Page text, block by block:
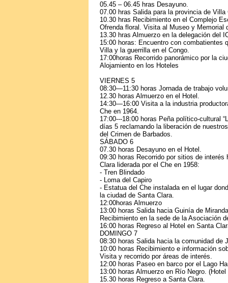
05.45 – 06.45 hras Desayuno.
07.00 hras Salida para la provincia de Villa
10.30 hras Recibimiento en el Complejo
Ofrenda floral. Visita al Museo y Memorial
13.30 hras Almuerzo en la delegación del
15:00 horas: Encuentro con combatientes
Villa y la guerrilla en el Congo.
17:00horas Recorrido panorámico por la
Alojamiento en los Hoteles
VIERNES 5
08:30—11:30 horas Jornada de trabajo
12.30 horas Almuerzo en el Hotel.
14:30—16:00 Visita a la industria
Che en 1964.
17:00---18:00 horas Peña político-cultural
días 5 reclamando la liberación de
del Crimen de Barbados.
SÁBADO 6
07.30 horas Desayuno en el Hotel.
09:30 horas Recorrido por sitios de
Clara liderada por el Che en 1958:
- Tren Blindado
- Loma del Capiro
- Estatua del Che instalada en el lugar
la ciudad de Santa Clara.
12:00horas Almuerzo
13:00 horas Salida hacia Guinía de
Recibimiento en la sede de la Asociación
16:00 horas Regreso al Hotel en Santa
DOMINGO 7
08:30 horas Salida hacia la comunidad de
10:00 horas Recibimiento e información
Visita y recorrido por áreas de interés.
12:00 horas Paseo en barco por el Lago
13:00 horas Almuerzo en Río Negro.
15.30 horas Regreso a Santa Clara.